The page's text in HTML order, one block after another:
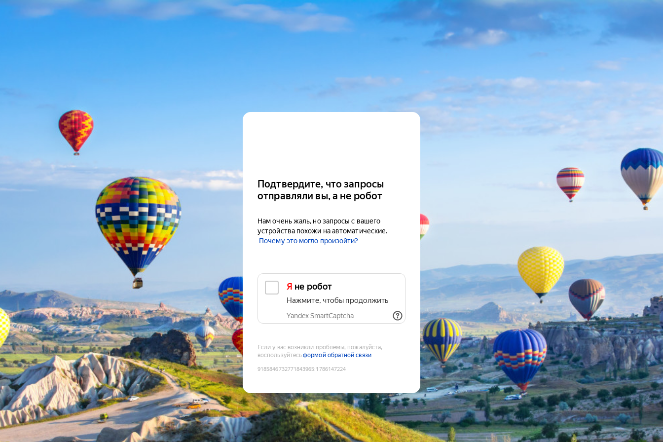
Подтвердите, что запросы
отправляли вы, а не робот
Нам очень жаль, но запросы с вашего
устройства похожи на автоматические.
Почему это могло произойти?
Я не робот
Нажмите, чтобы продолжить
Yandex SmartCaptcha
Если у вас возникли проблемы, пожалуйста,
воспользуйтесьформой обратной связи
9185846732771843965:1786147224